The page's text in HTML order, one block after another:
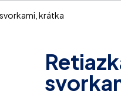
krátka